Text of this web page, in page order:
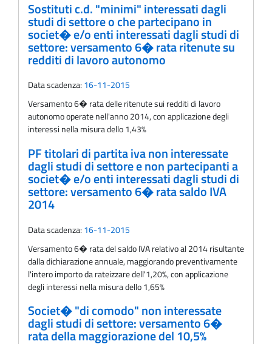
Sostituti c.d. "minimi" interessati dagli
studi di settore o che partecipano in
societ� e/o enti interessati dagli studi di
settore: versamento 6� rata ritenute su
redditi di lavoro autonomo
Data scadenza: 16-11-2015
Versamento 6� rata delle ritenute sui redditi di lavoro
autonomo operate nell'anno 2014, con applicazione degli
interessi nella misura dello 1,43%
PF titolari di partita iva non interessate
dagli studi di settore e non partecipanti a
societ� e/o enti interessati dagli studi di
settore: versamento 6� rata saldo IVA
2014
Data scadenza: 16-11-2015
Versamento 6� rata del saldo IVA relativo al 2014 risultante
dalla dichiarazione annuale, maggiorando preventivamente
l'intero importo da rateizzare dell'1,20%, con applicazione
degli interessi nella misura dello 1,65%
Societ� "di comodo" non interessate
dagli studi di settore: versamento 6�
rata della maggiorazione del 10,5%